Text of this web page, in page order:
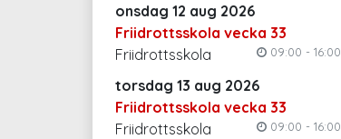
onsdag 12 aug 2026
Friidrottsskola vecka 33
09:00 - 16:00
Friidrottsskola
torsdag 13 aug 2026
Friidrottsskola vecka 33
09:00 - 16:00
Friidrottsskola